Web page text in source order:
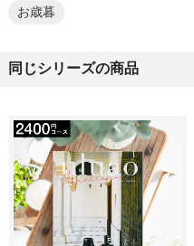
お歳暮
同じシリーズの商品